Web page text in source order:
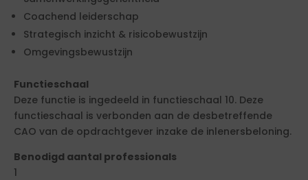
Coachend leiderschap
Strategisch inzicht & risicobewustzijn
Omgevingsbewustzijn
Functieschaal
Deze functie is ingedeeld in functieschaal 10. Deze
functieschaal is verbonden aan de desbetreffende
CAO van de opdrachtgever inzake de inlenersbeloning.
Benodigd aantal professionals
1